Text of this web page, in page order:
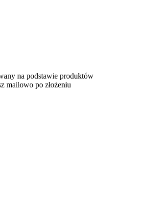
na podstawie produktów
mailowo po złożeniu